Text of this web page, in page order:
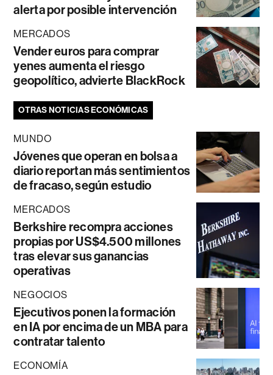
alerta por posible intervención
MERCADOS
Vender euros para comprar
yenes aumenta el riesgo
geopolítico, advierte BlackRock
OTRAS NOTICIAS ECONÓMICAS
MUNDO
Jóvenes que operan en bolsa a
diario reportan más sentimientos
de fracaso, según estudio
MERCADOS
Berkshire recompra acciones
propias por US$4.500 millones
tras elevar sus ganancias
operativas
NEGOCIOS
Ejecutivos ponen la formación
en IA por encima de un MBA para
contratar talento
ECONOMÍA